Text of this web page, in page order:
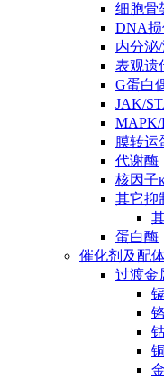
细胞骨
DNA
内分泌
表观遗
G蛋白
JAK/
MAPK/
膜转运
代谢酶
核因子
其它抑
蛋白酶
催化剂及配
过渡金
铬
铜
金